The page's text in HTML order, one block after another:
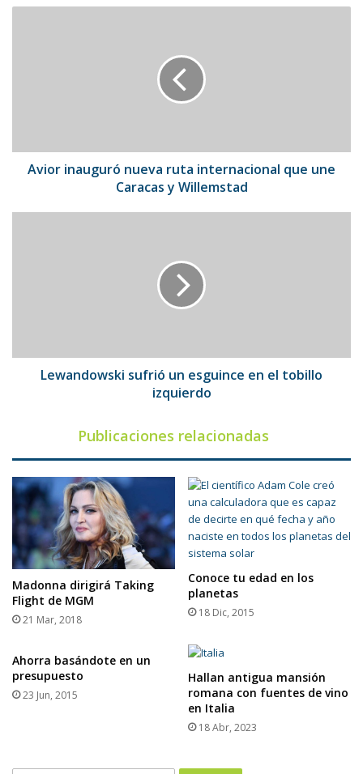
y
Willemstad
Avior inauguró nueva ruta internacional que une
Caracas y Willemstad
Lewandowski sufrió un esguince en el tobillo
izquierdo
Publicaciones relacionadas
Madonna dirigirá Taking
Flight de MGM
21 Mar, 2018
Conoce tu edad en los
planetas
18 Dic, 2015
Ahorra basándote en un
presupuesto
23 Jun, 2015
Hallan antigua mansión
romana con fuentes de vino
en Italia
18 Abr, 2023